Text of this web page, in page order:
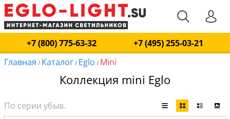
+7 (800) 775-63-32
+7 (495) 255-03-21
Главная / Каталог/ Eglo / Mini
Коллекция mini Eglo